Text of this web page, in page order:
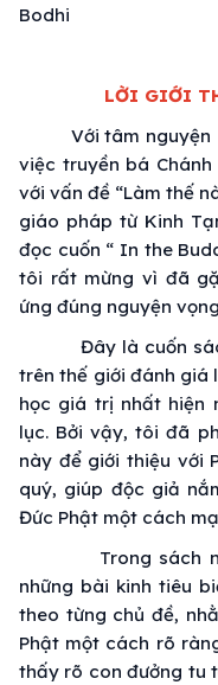
Bodhi
LỜI GIỚI
Vớitâm nguyện
việc truyền bá
với vấn đề “Làm thế
giáo pháp từ Kinh
đọc cuốn “ In the
tôi rất mừng vì đã
ứng đúng nguyện
Đây là cuốn
trênthế giới đánh giá
học giá trị nhất hiện
lục. Bởi vậy, tôi đã
này để giới thiệu với
quý, giúp độc giả
Đức Phật một cách
Trong sách này,
những bài kinh tiêu
theo từng chủ đề,
Phật một cách rõ
thấy rõ con đưởng tu